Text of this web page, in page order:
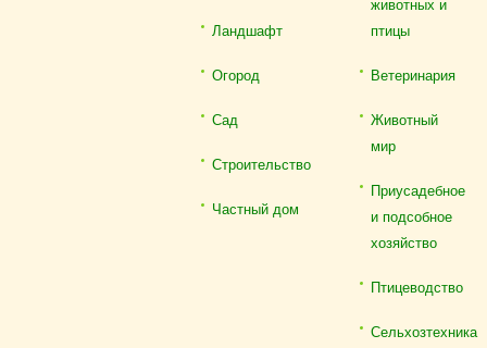
Ландшафт
Огород
Сад
Строительство
Частный дом
животных и
птицы
Ветеринария
Животный
мир
Приусадебное
и подсобное
хозяйство
Птицеводство
Сельхозтехника